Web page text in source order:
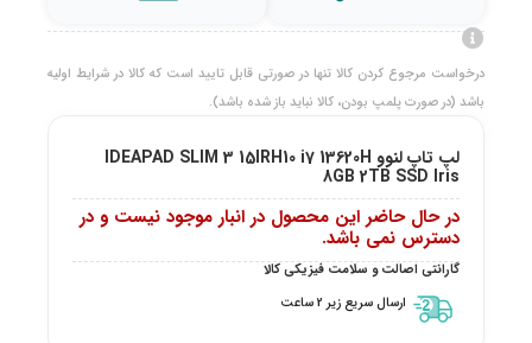
درخواست مرجوع کردن کالا تنها در صورتی قابل تایید است که کالا در شرایط اولیه
باشد (در صورت پلمپ بودن، کالا نباید باز شده باشد).
لپ تاپ لنوو IDEAPAD SLIM 3 15IRH10 i7 13620H
8GB 2TB SSD Iris
در حال حاضر این محصول در انبار موجود نیست و در
دسترس نمی باشد.
گارانتی اصالت و سلامت فیزیکی کالا
ارسال سریع زیر 2 ساعت